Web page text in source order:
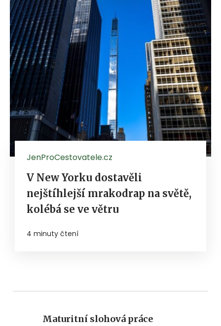
JenProCestovatele.cz
V New Yorku dostavěli
nejštíhlejší mrakodrap na světě,
kolébá se ve větru
4 minuty čtení
Maturitní slohová práce